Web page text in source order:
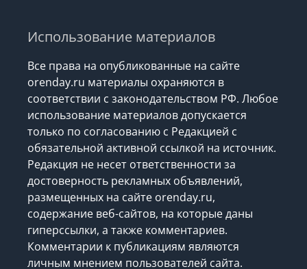
Использование материалов
Все права на опубликованные на сайте
orenday.ru материалы охраняются в
соответствии с законодательством РФ. Любое
использование материалов допускается
только по согласованию с Редакцией с
обязательной активной ссылкой на источник.
Редакция не несет ответственности за
достоверность рекламных объявлений,
размещенных на сайте orenday.ru,
содержание веб-сайтов, на которые даны
гиперссылки, а также комментариев.
Комментарии к публикациям являются
личным мнением пользователей сайта.